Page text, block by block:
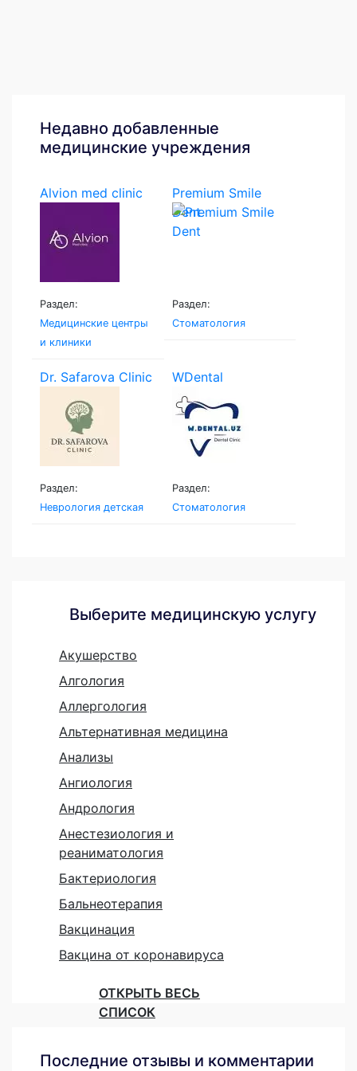
Недавно добавленные
медицинские учреждения
Alvion med clinic
Раздел:
Медицинские центры
и клиники
Premium Smile
Dent
Раздел:
Стоматология
Dr. Safarova Clinic
Раздел:
Неврология детская
WDental
Раздел:
Стоматология
Выберите медицинскую услугу
Акушерство
Алгология
Аллергология
Альтернативная медицина
Анализы
Ангиология
Андрология
Анестезиология и
реаниматология
Бактериология
Бальнеотерапия
Вакцинация
Вакцина от коронавируса
ОТКРЫТЬ ВЕСЬ
СПИСОК
Последние отзывы и комментарии